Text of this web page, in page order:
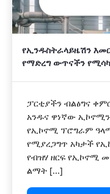
የኢንዱስትራላይዜሽን
የማድረግ ውጥናችን
ፓርቲያችን ብልፅግና
አንዱና ዋነኛው ኢኮኖሚን
የኢኮኖሚ ፕሮግራም
የሚያረጋግጥ አካታች
የብዝሃ ዘርፍ የኢኮኖሚ
ልማት [...]